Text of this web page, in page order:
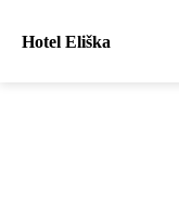
Hotel Eliška